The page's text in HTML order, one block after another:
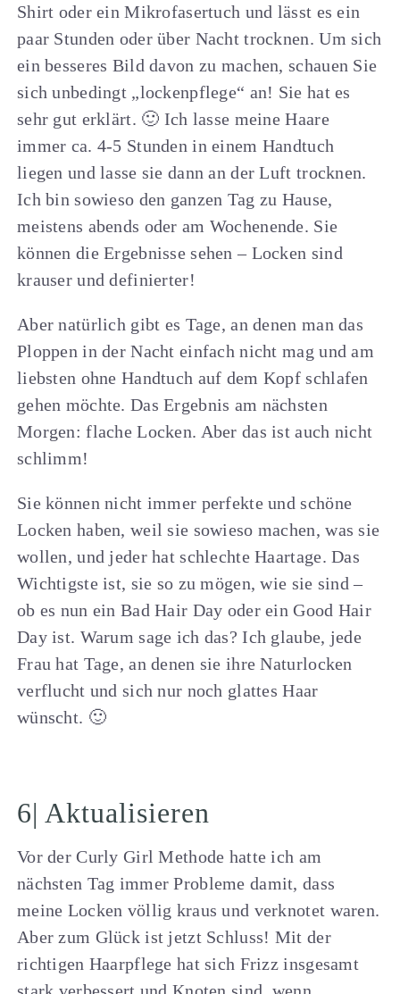
Shirt oder ein Mikrofasertuch und lässt es ein
paar Stunden oder über Nacht trocknen. Um sich
ein besseres Bild davon zu machen, schauen Sie
sich unbedingt „lockenpflege“ an! Sie hat es
sehr gut erklärt. 🙂 Ich lasse meine Haare
immer ca. 4-5 Stunden in einem Handtuch
liegen und lasse sie dann an der Luft trocknen.
Ich bin sowieso den ganzen Tag zu Hause,
meistens abends oder am Wochenende. Sie
können die Ergebnisse sehen – Locken sind
krauser und definierter!
Aber natürlich gibt es Tage, an denen man das
Ploppen in der Nacht einfach nicht mag und am
liebsten ohne Handtuch auf dem Kopf schlafen
gehen möchte. Das Ergebnis am nächsten
Morgen: flache Locken. Aber das ist auch nicht
schlimm!
Sie können nicht immer perfekte und schöne
Locken haben, weil sie sowieso machen, was sie
wollen, und jeder hat schlechte Haartage. Das
Wichtigste ist, sie so zu mögen, wie sie sind –
ob es nun ein Bad Hair Day oder ein Good Hair
Day ist. Warum sage ich das? Ich glaube, jede
Frau hat Tage, an denen sie ihre Naturlocken
verflucht und sich nur noch glattes Haar
wünscht. 🙂
6| Aktualisieren
Vor der Curly Girl Methode hatte ich am
nächsten Tag immer Probleme damit, dass
meine Locken völlig kraus und verknotet waren.
Aber zum Glück ist jetzt Schluss! Mit der
richtigen Haarpflege hat sich Frizz insgesamt